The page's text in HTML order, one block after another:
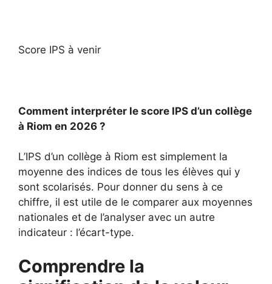
Score IPS à venir
Comment interpréter le score IPS d’un collège
à Riom en 2026 ?
L’IPS d’un collège à Riom est simplement la
moyenne des indices de tous les élèves qui y
sont scolarisés. Pour donner du sens à ce
chiffre, il est utile de le comparer aux moyennes
nationales et de l’analyser avec un autre
indicateur : l’écart-type.
Comprendre la